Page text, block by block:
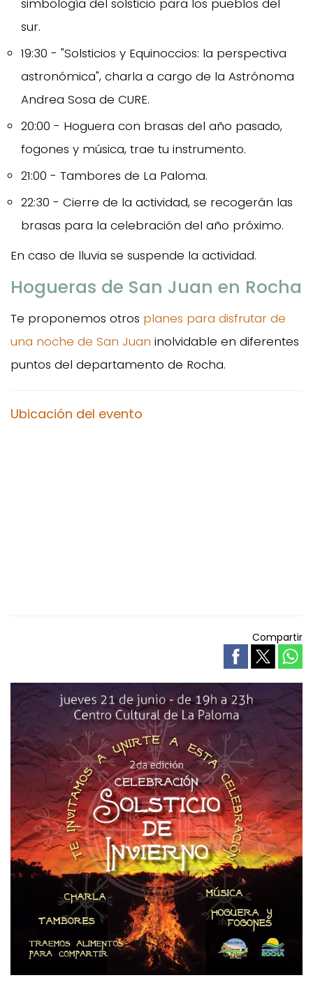
sur.
19:30 - "Solsticios y Equinoccios: la perspectiva
astronómica", charla a cargo de la Astrónoma
Andrea Sosa de CURE.
20:00 - Hoguera con brasas del año pasado,
fogones y música, trae tu instrumento.
21:00 - Tambores de La Paloma.
22:30 - Cierre de la actividad, se recogerán las
brasas para la celebración del año próximo.
En caso de lluvia se suspende la actividad.
Hogueras de San Juan en Rocha
Te proponemos otros planes para disfrutar de
una noche de San Juan inolvidable en diferentes
puntos del departamento de Rocha.
Ubicación del evento
Compartir